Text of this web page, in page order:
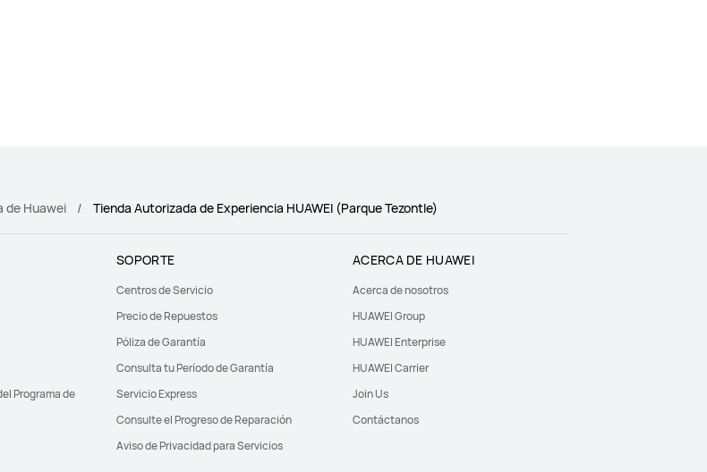
de Huawei Tienda Autorizada de Experiencia HUAWEI (Parque Tezontle)
Programa de
SOPORTE
Centros de Servicio
Precio de Repuestos
Póliza de Garantía
Consulta tu Período de Garantía
Servicio Express
Consulte el Progreso de Reparación
Aviso de Privacidad para Servicios
ACERCA DE HUAWEI
Acerca de nosotros
HUAWEI Group
HUAWEI Enterprise
HUAWEI Carrier
Join Us
Contáctanos